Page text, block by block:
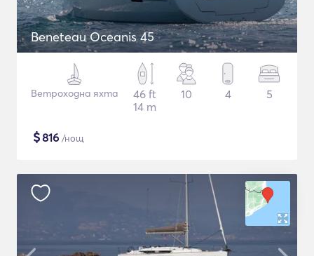
Beneteau Oceanis 45
Ветроходна яхта
46 ft
14 m
10 4 5
$816 /нощ